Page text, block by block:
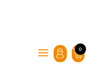
0